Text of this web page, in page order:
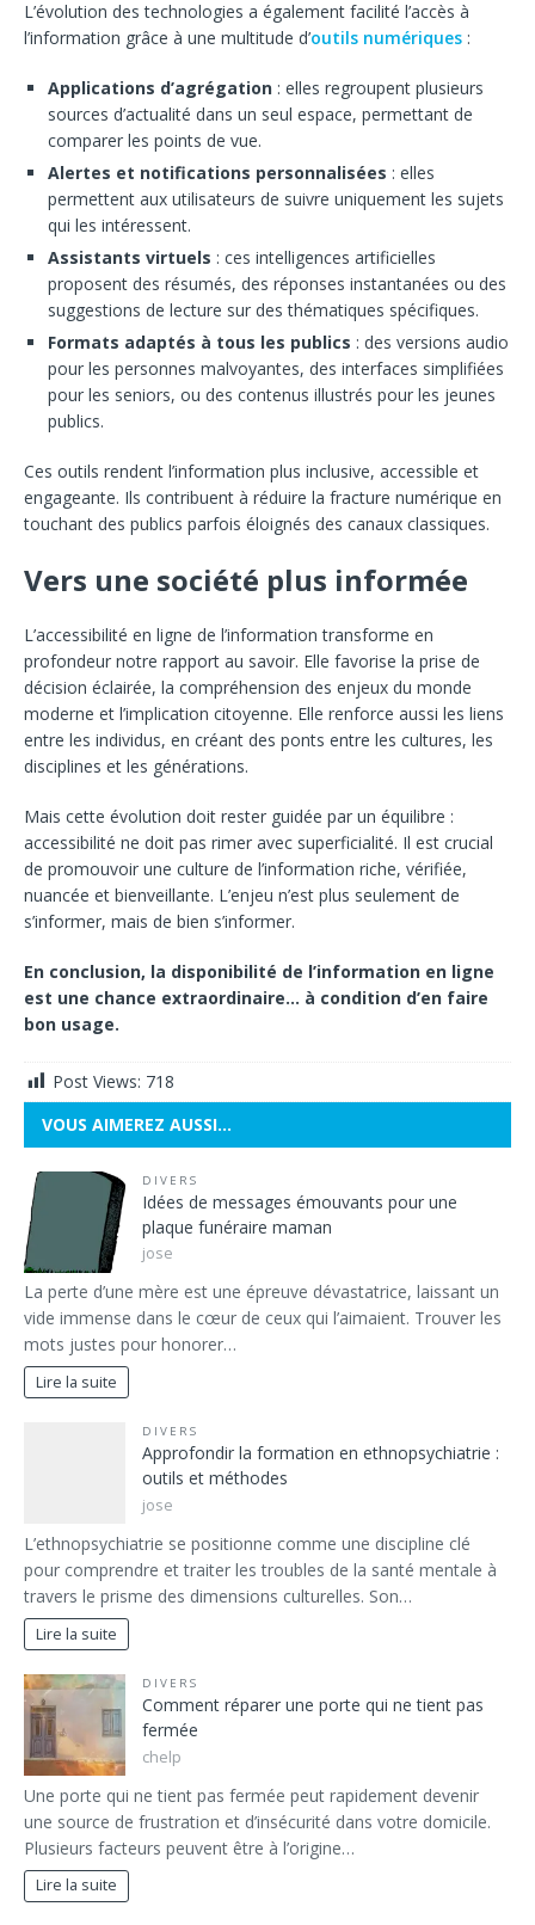
L’évolution des technologies a également facilité l’accès à
l’information grâce à une multitude d’outils numériques :
Applications d’agrégation : elles regroupent plusieurs
sources d’actualité dans un seul espace, permettant de
comparer les points de vue.
Alertes et notifications personnalisées : elles
permettent aux utilisateurs de suivre uniquement les sujets
qui les intéressent.
Assistants virtuels : ces intelligences artificielles
proposent des résumés, des réponses instantanées ou des
suggestions de lecture sur des thématiques spécifiques.
Formats adaptés à tous les publics : des versions audio
pour les personnes malvoyantes, des interfaces simplifiées
pour les seniors, ou des contenus illustrés pour les jeunes
publics.
Ces outils rendent l’information plus inclusive, accessible et
engageante. Ils contribuent à réduire la fracture numérique en
touchant des publics parfois éloignés des canaux classiques.
Vers une société plus informée
L’accessibilité en ligne de l’information transforme en
profondeur notre rapport au savoir. Elle favorise la prise de
décision éclairée, la compréhension des enjeux du monde
moderne et l’implication citoyenne. Elle renforce aussi les liens
entre les individus, en créant des ponts entre les cultures, les
disciplines et les générations.
Mais cette évolution doit rester guidée par un équilibre :
accessibilité ne doit pas rimer avec superficialité. Il est crucial
de promouvoir une culture de l’information riche, vérifiée,
nuancée et bienveillante. L’enjeu n’est plus seulement de
s’informer, mais de bien s’informer.
En conclusion, la disponibilité de l’information en ligne
est une chance extraordinaire… à condition d’en faire
bon usage.
Post Views: 718
VOUS AIMEREZ AUSSI…
DIVERS
Idées de messages émouvants pour une
plaque funéraire maman
jose
La perte d’une mère est une épreuve dévastatrice, laissant un
vide immense dans le cœur de ceux qui l’aimaient. Trouver les
mots justes pour honorer…
Lire la suite
DIVERS
Approfondir la formation en ethnopsychiatrie :
outils et méthodes
jose
L’ethnopsychiatrie se positionne comme une discipline clé
pour comprendre et traiter les troubles de la santé mentale à
travers le prisme des dimensions culturelles. Son…
Lire la suite
DIVERS
Comment réparer une porte qui ne tient pas
fermée
chelp
Une porte qui ne tient pas fermée peut rapidement devenir
une source de frustration et d’insécurité dans votre domicile.
Plusieurs facteurs peuvent être à l’origine…
Lire la suite